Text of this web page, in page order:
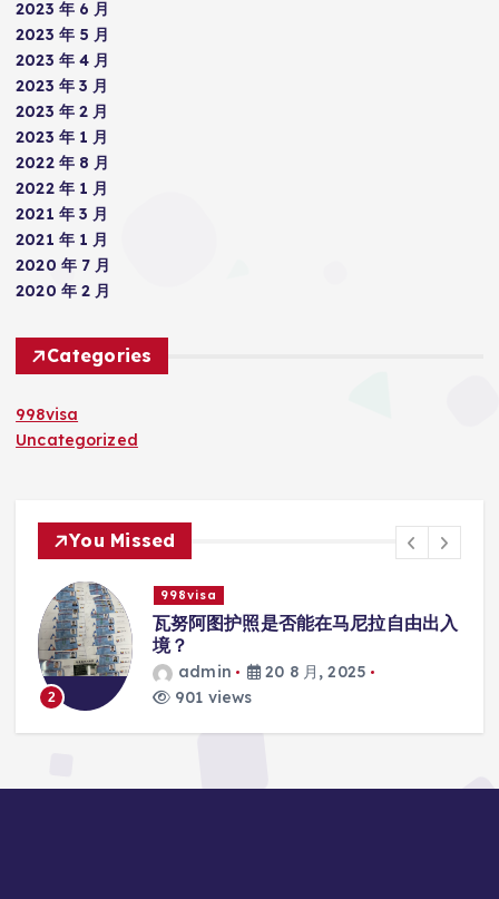
2023 年 6 月
2023 年 5 月
2023 年 4 月
2023 年 3 月
2023 年 2 月
2023 年 1 月
2022 年 8 月
2022 年 1 月
2021 年 3 月
2021 年 1 月
2020 年 7 月
2020 年 2 月
Categories
998visa
Uncategorized
You Missed
3
998visa
瓦努阿图护照是否能在马尼拉使用国际
学校的注册？
admin
20 8 月, 2025
816 views